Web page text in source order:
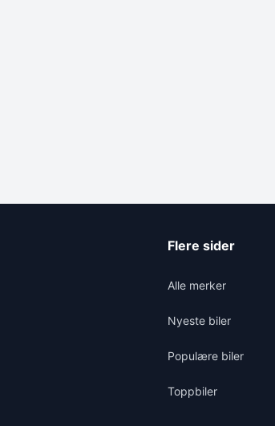
Flere sider
Alle merker
Nyeste biler
Populære biler
Toppbiler